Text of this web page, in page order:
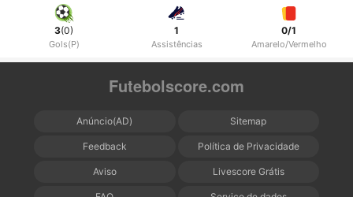
3(0)
Gols(P)
1
Assistências
0/1
Amarelo/Vermelho
Futebolscore.com
Anúncio(AD) Sitemap
Feedback Política de Privacidade
Aviso Livescore Grátis